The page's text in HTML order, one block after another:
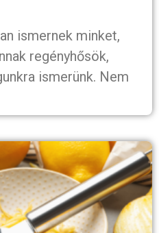
ismernek minket,
regényhősök,
ismerünk. Nem